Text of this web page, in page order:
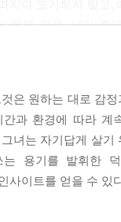
가는 사고방식, 즉 ‘
과 커리어의 방향
이 찾아온다. 하지
리며 가는 것이 우
옳은 길을, 남이 좋
. 그녀는 십 대에는
호사, 국제기구 부의
, 충실하게, 유연하
른 곳에 지원을 했
. 내가 원하던 국
어 안 됐을 수도 있
은 원하는 대로 감
간과 환경에 따라
녀는 자기답게 살
용기를 발휘한
사이트를 얻을 수 있